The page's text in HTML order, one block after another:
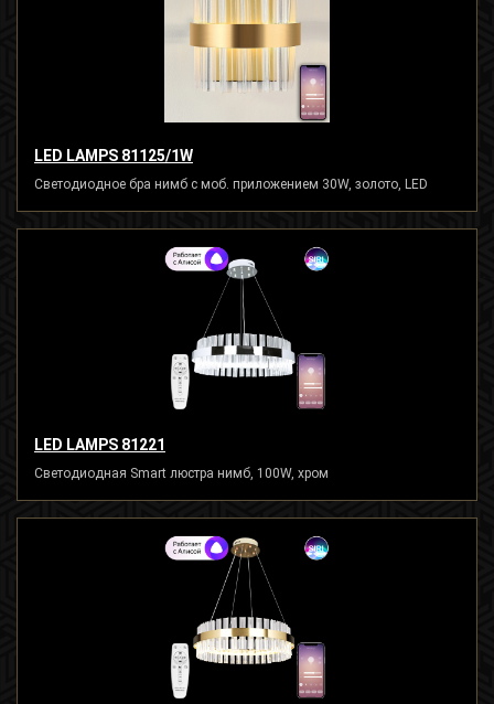
LED LAMPS 81125/1W
Светодиодное бра нимб с моб. приложением 30W, золото, LED
LED LAMPS 81221
Светодиодная Smart люстра нимб, 100W, хром